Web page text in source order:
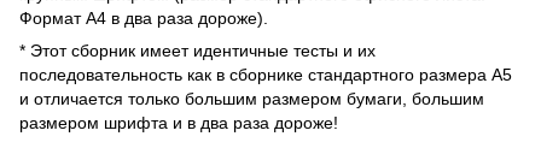
Формат А4 в два раза дороже).
* Этот сборник имеет идентичные тесты и их
последовательность как в сборнике стандартного размера А5
и отличается только большим размером бумаги, большим
размером шрифта и в два раза дороже!